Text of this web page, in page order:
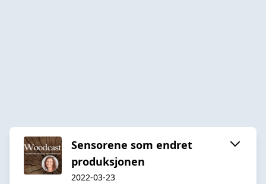
Sensorene som endret
produksjonen
2022-03-23